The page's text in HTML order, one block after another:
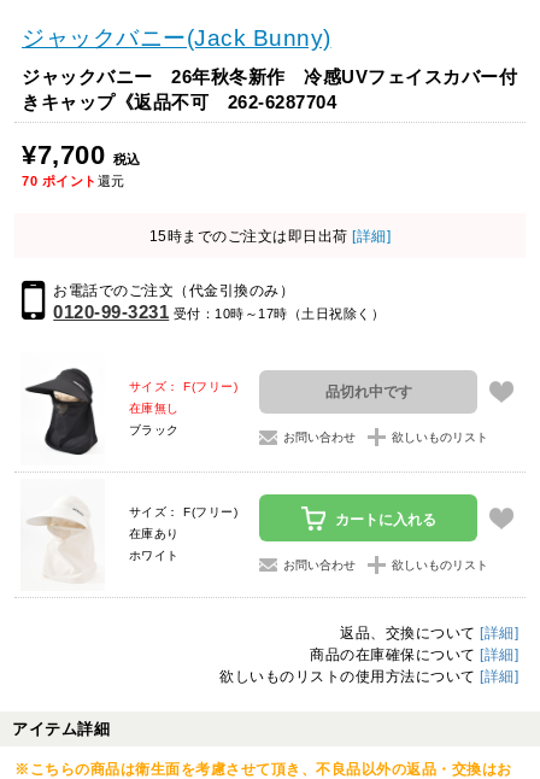
ジャックバニー(Jack Bunny)
ジャックバニー 26年秋冬新作 冷感UVフェイスカバー付
きキャップ《返品不可 262-6287704
¥7,700 税込
70 ポイント 還元
15時までのご注文は即日出荷 [詳細]
お電話でのご注文（代金引換のみ）
0120-99-3231 受付：10時～17時（土日祝除く）
サイズ： F(フリー)
在庫無し
ブラック
品切れ中です
お問い合わせ 欲しいものリスト
サイズ： F(フリー)
在庫あり
ホワイト
カートに入れる
お問い合わせ 欲しいものリスト
返品、交換について [詳細]
商品の在庫確保について [詳細]
欲しいものリストの使用方法について [詳細]
アイテム詳細
※こちらの商品は衛生面を考慮させて頂き、不良品以外の返品・交換はお